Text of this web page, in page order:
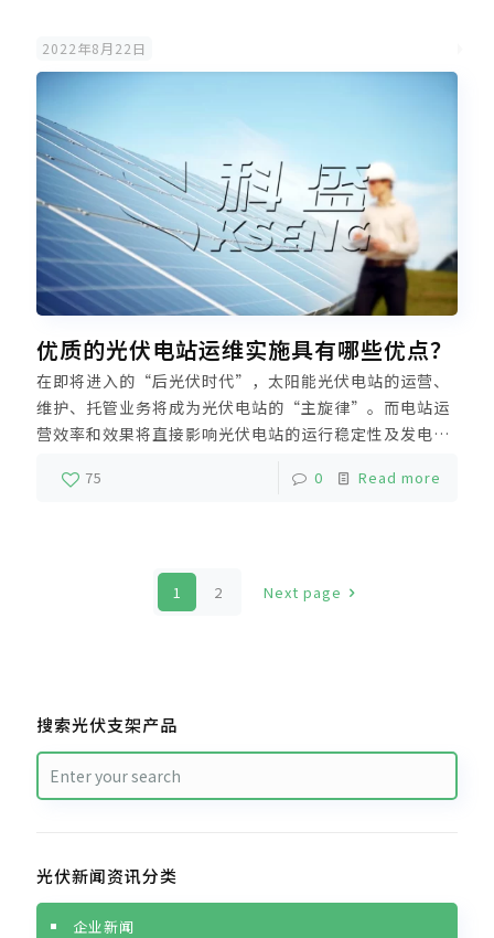
2022年8月22日
优质的光伏电站运维实施具有哪些优点？
在即将进入的“后光伏时代”，太阳能光伏电站的运营、
维护、托管业务将成为光伏电站的“主旋律”。而电站运
营效率和效果将直接影响光伏电站的运行稳定性及发电
量。对于计划长期持有光伏电站的业主来说，光伏电站的
运营维护就显得十分重要和迫切了。
75 0 Read more
1 2 Next page
搜索光伏支架产品
光伏新闻资讯分类
企业新闻